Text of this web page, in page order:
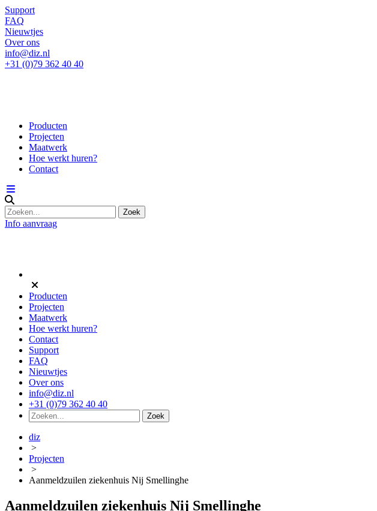
Support
FAQ
Nieuwtjes
Over ons
info@diz.nl
+31 (0)79 362 40 40
Producten
Projecten
Maatwerk
Hoe werkt huren?
Contact
Info aanvraag
Producten
Projecten
Maatwerk
Hoe werkt huren?
Contact
Support
FAQ
Nieuwtjes
Over ons
info@diz.nl
+31 (0)79 362 40 40
diz
>
Projecten
>
Aanmeldzuilen ziekenhuis Nij Smellinghe
Aanmeldzuilen ziekenhuis Nij Smellinghe